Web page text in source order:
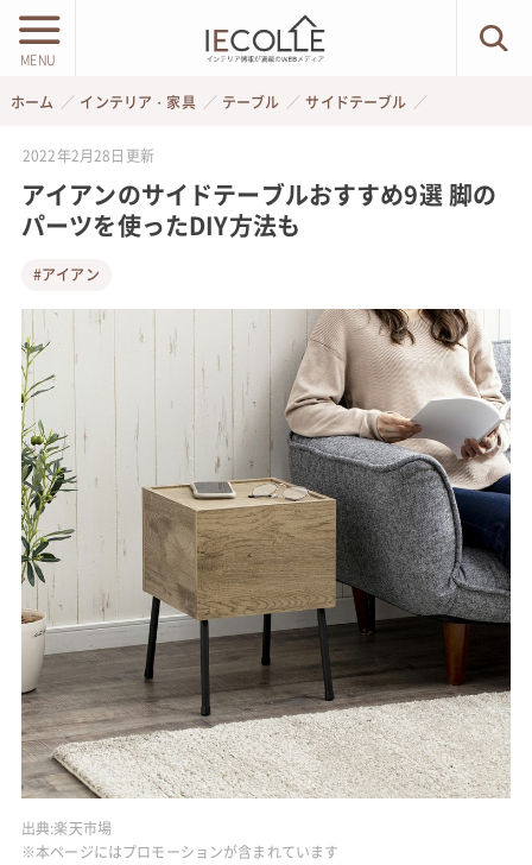
MENU
ホーム インテリア・家具 テーブル サイドテーブル
2022年2月28日 更新
アイアンのサイドテーブルおすすめ9選 脚の
パーツを使ったDIY方法も
#アイアン
出典:楽天市場
※本ページにはプロモーションが含まれています